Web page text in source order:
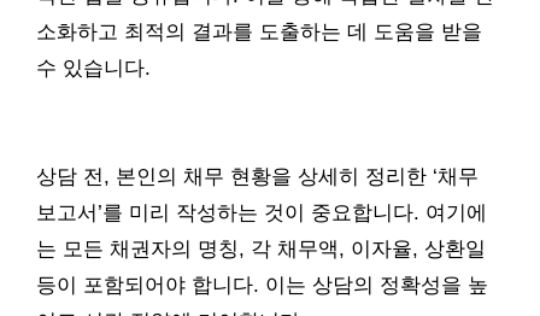
소화하고 최적의 결과를 도출하는 데 도움을 받을
수 있습니다.
상담 전, 본인의 채무 현황을 상세히 정리한 ‘채무
보고서’를 미리 작성하는 것이 중요합니다. 여기에
는 모든 채권자의 명칭, 각 채무액, 이자율, 상환일
등이 포함되어야 합니다. 이는 상담의 정확성을 높